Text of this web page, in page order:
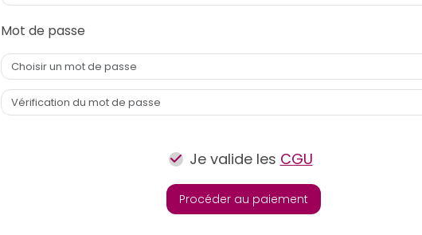
Mot de passe
Je valide les CGU
Procéder au paiement